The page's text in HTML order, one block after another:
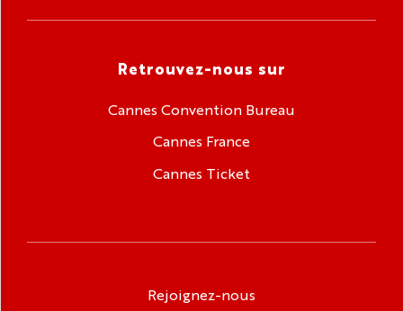
Retrouvez-nous sur
Cannes Convention Bureau
Cannes France
Cannes Ticket
Rejoignez-nous